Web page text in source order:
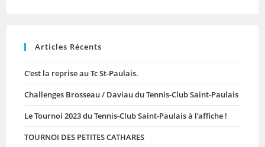
!
Articles Récents
C’est la reprise au Tc St-Paulais.
Challenges Brosseau / Daviau du Tennis-Club Saint-Paulais
Le Tournoi 2023 du Tennis-Club Saint-Paulais à l’affiche !
TOURNOI DES PETITES CATHARES